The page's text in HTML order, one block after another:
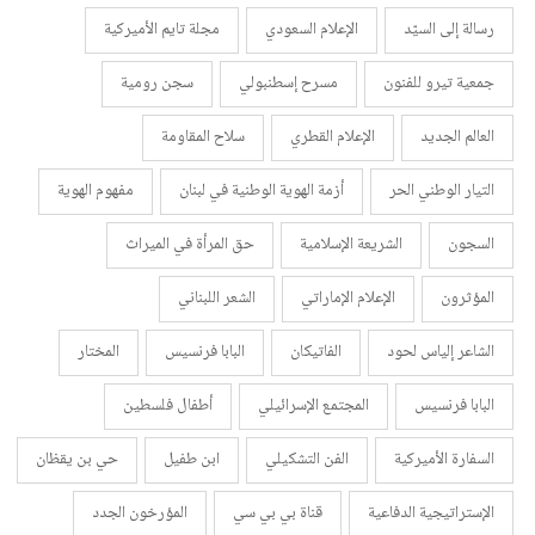
رسالة إلى السيّد الإعلام السعودي
مجلة تايم الأميركية
جمعية تيرو للفنون
مسرح إسطنبولي
سجن رومية
العالم الجديد
الإعلام القطري
سلاح المقاومة
التيار الوطني الحر
أزمة الهوية الوطنية في لبنان
مفهوم الهوية
السجون
الشريعة الإسلامية
حق المرأة في الميراث
المؤثرون
الإعلام الإماراتي
الشعر اللبناني
الشاعر إلياس لحود
الفاتيكان البابا فرنسيس
المختار
البابا فرنسيس
المجتمع الإسرائيلي
أطفال فلسطين
السفارة الأميركية
الفن التشكيلي ابن طفيل
حي بن يقظان
الإستراتيجية الدفاعية
قناة بي بي سي المؤرخون الجدد